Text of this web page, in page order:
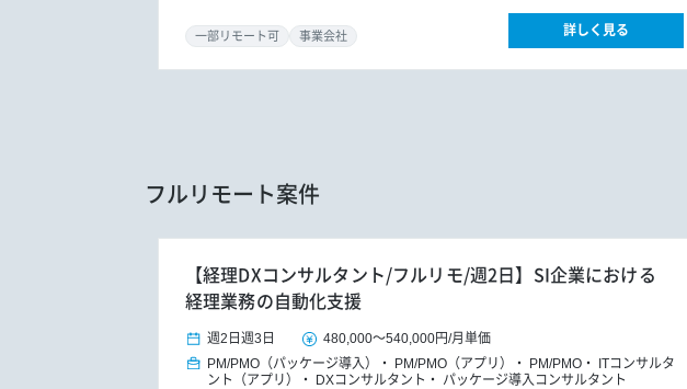
一部リモート可 事業会社 詳しく見る
フルリモート案件
【経理DXコンサルタント/フルリモ/週2日】SI企業における
経理業務の自動化支援
週2日 週3日 480,000～540,000円/月単価
PM/PMO（パッケージ導入）
PM/PMO（アプリ） PM/PMO
ITコンサルタ
ント（アプリ）
DXコンサルタント パッケージ導入コンサルタント